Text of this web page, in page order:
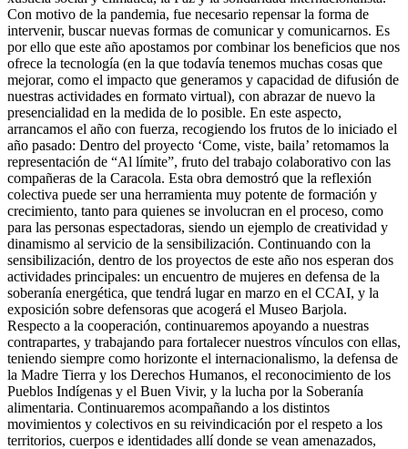
Con motivo de la pandemia, fue necesario repensar la forma de
intervenir, buscar nuevas formas de comunicar y comunicarnos. Es
por ello que este año apostamos por combinar los beneficios que nos
ofrece la tecnología (en la que todavía tenemos muchas cosas que
mejorar, como el impacto que generamos y capacidad de difusión de
nuestras actividades en formato virtual), con abrazar de nuevo la
presencialidad en la medida de lo posible. En este aspecto,
arrancamos el año con fuerza, recogiendo los frutos de lo iniciado el
año pasado: Dentro del proyecto ‘Come, viste, baila’ retomamos la
representación de “Al límite”, fruto del trabajo colaborativo con las
compañeras de la Caracola. Esta obra demostró que la reflexión
colectiva puede ser una herramienta muy potente de formación y
crecimiento, tanto para quienes se involucran en el proceso, como
para las personas espectadoras, siendo un ejemplo de creatividad y
dinamismo al servicio de la sensibilización. Continuando con la
sensibilización, dentro de los proyectos de este año nos esperan dos
actividades principales: un encuentro de mujeres en defensa de la
soberanía energética, que tendrá lugar en marzo en el CCAI, y la
exposición sobre defensoras que acogerá el Museo Barjola.
Respecto a la cooperación, continuaremos apoyando a nuestras
contrapartes, y trabajando para fortalecer nuestros vínculos con ellas,
teniendo siempre como horizonte el internacionalismo, la defensa de
la Madre Tierra y los Derechos Humanos, el reconocimiento de los
Pueblos Indígenas y el Buen Vivir, y la lucha por la Soberanía
alimentaria. Continuaremos acompañando a los distintos
movimientos y colectivos en su reivindicación por el respeto a los
territorios, cuerpos e identidades allí donde se vean amenazados,